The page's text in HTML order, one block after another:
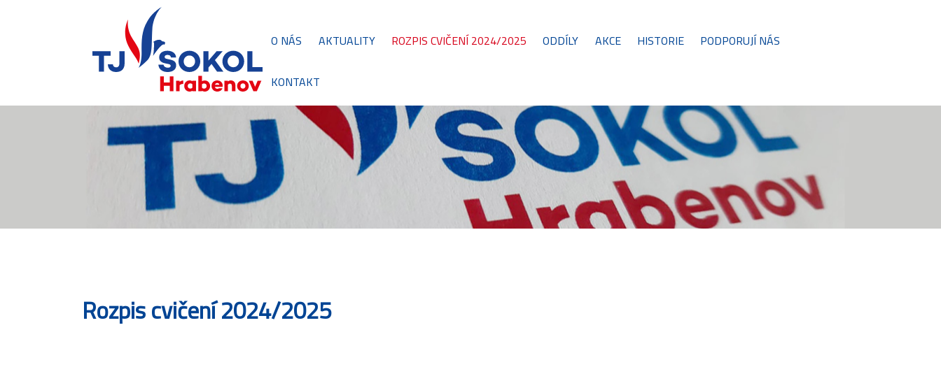
O NÁS AKTUALITY ROZPIS CVIČENÍ 2024/2025 ODDÍLY AKCE HISTORIE
PODPORUJÍ NÁS
KONTAKT
Rozpis cvičení 2024/2025